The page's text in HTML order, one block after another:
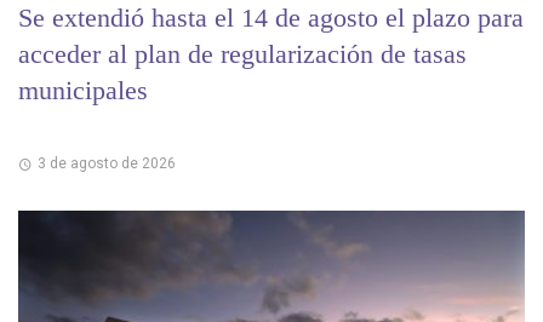
Se extendió hasta el 14 de agosto el plazo para
acceder al plan de regularización de tasas
municipales
3 de agosto de 2026